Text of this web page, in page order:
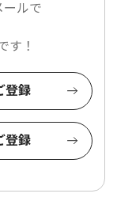
ールで
す！
登録
登録